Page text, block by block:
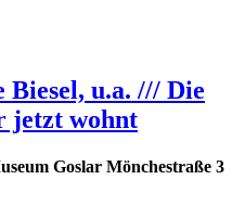
u.a. /// Die
jetzt wohnt
Goslar Mönchestraße 3